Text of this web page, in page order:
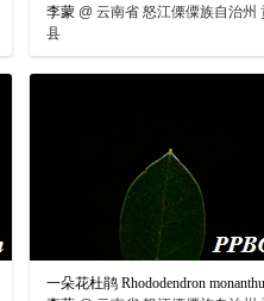
李蒙 @ 云南省 怒江傈僳族自治州
县
一朵花杜鹃 Rhododendron